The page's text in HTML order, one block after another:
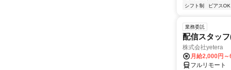
シフト制
ピアスOK
業務委託
配信スタッ
株式会社yetera
月給2,000円～
フルリモート